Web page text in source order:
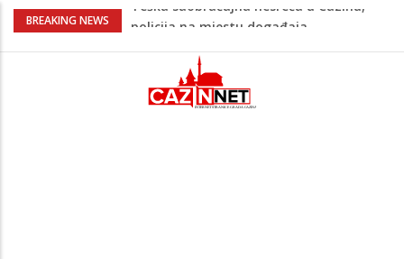
BREAKING NEWS
Ovo je 24-godišnji mladić koji je izgubio
Na Ahiret preselio LJUBIJANKIĆ (Hasan)
Na Ahiret preselio HALILOVIĆ (Smajil)